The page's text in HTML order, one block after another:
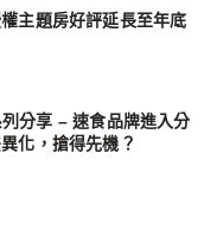
主題房好評延長至年底
分享 – 速食品牌進入分
化，搶得先機？